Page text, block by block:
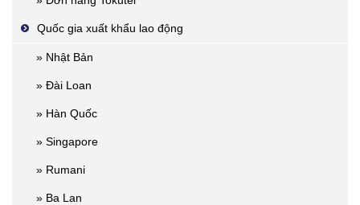
Quốc gia xuất khẩu lao động
» Nhật Bản
» Đài Loan
» Hàn Quốc
» Singapore
» Rumani
» Ba Lan